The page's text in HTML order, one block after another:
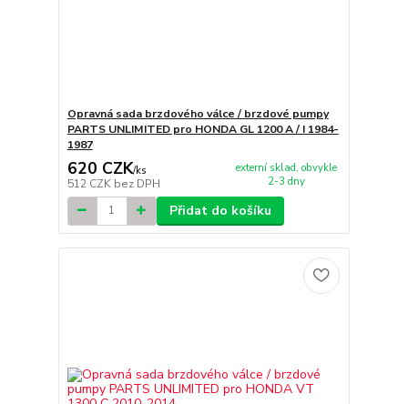
Opravná sada brzdového válce / brzdové pumpy
PARTS UNLIMITED pro HONDA GL 1200 A / I 1984-
1987
620 CZK/ks
512 CZK bez DPH
externí sklad, obvykle
2-3 dny
Přidat do košíku